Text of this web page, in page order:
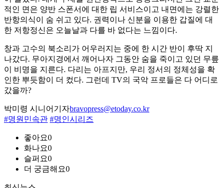
적인 면은 양반 스폰서에 대한 립 서비스이고 내면에는 강렬한
반항의식이 숨 쉬고 있다. 권력이나 신분을 이용한 갑질에 대
한 저항정신은 오늘날과 다를 바 없다는 느낌이다.
창과 고수의 북소리가 어우러지는 중에 한 시간 반이 후딱 지
나갔다. 무아지경에서 깨어나자 그동안 숨을 죽이고 있던 무릎
이 비명을 지른다. 다리는 아프지만, 우리 정서의 정체성을 확
인한 뿌듯함이 더 컸다. 그런데 TV의 국악 프로들은 다 어디로
갔을까?
박미령 시니어기자bravopress@etoday.co.kr
#명원민속관 #명인시리즈
좋아요0
화나요0
슬퍼요0
더 궁금해요0